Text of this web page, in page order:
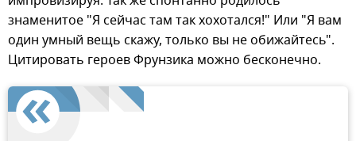
знаменитое "Я сейчас там так хохотался!" Или "Я вам
один умный вещь скажу, только вы не обижайтесь".
Цитировать героев Фрунзика можно бесконечно.